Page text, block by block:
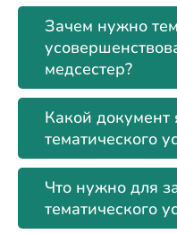
Зачем нужно
медсестер?
Какой документ
тематического
Что нужно для
тематического